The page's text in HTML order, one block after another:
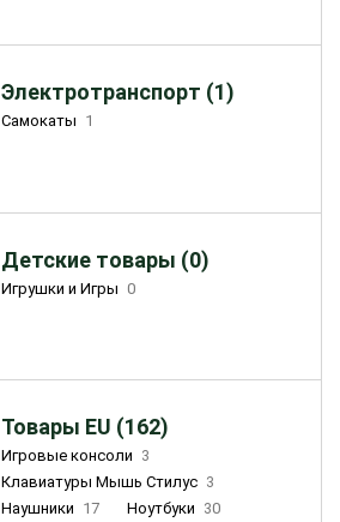
Электротранспорт (1)
Самокаты 1
Детские товары (0)
Игрушки и Игры 0
Товары EU (162)
Игровые консоли 3
Клавиатуры Мышь Стилус 3
Наушники 17 Ноутбуки 30